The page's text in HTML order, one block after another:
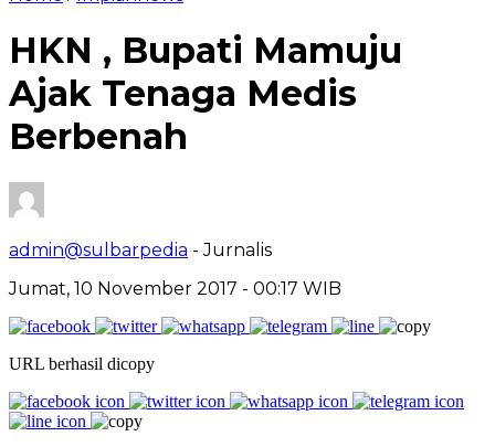
HKN , Bupati Mamuju
Ajak Tenaga Medis
Berbenah
admin@sulbarpedia - Jurnalis
Jumat, 10 November 2017 - 00:17 WIB
URL berhasil dicopy